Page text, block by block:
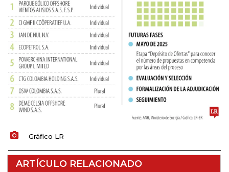
Gráfico LR
ARTÍCULO RELACIONADO